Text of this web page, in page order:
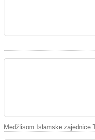
Medžlisom Islamske zajednice